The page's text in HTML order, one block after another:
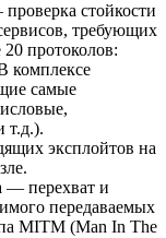
стойкости
требующих
протоколов:
комплексе
самые
т.д.).
эксплойтов на
— перехват и
передаваемых
MITM (Man In The